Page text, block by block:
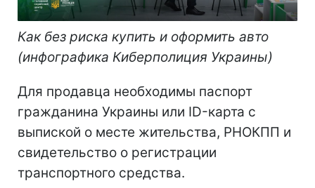
Как без риска купить и оформить авто
(инфографика Киберполиция Украины)
Для продавца необходимы паспорт
гражданина Украины или ID-карта с
выпиской о месте жительства, РНОКПП и
свидетельство о регистрации
транспортного средства.